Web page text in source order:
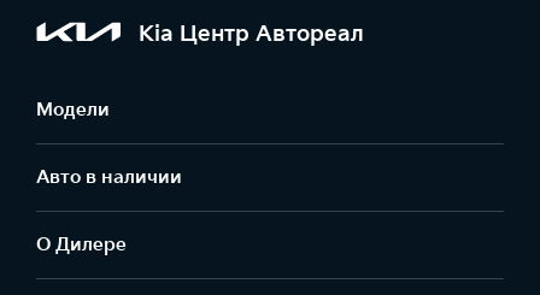
Kia Центр Автореал
Модели
Авто в наличии
О Дилере